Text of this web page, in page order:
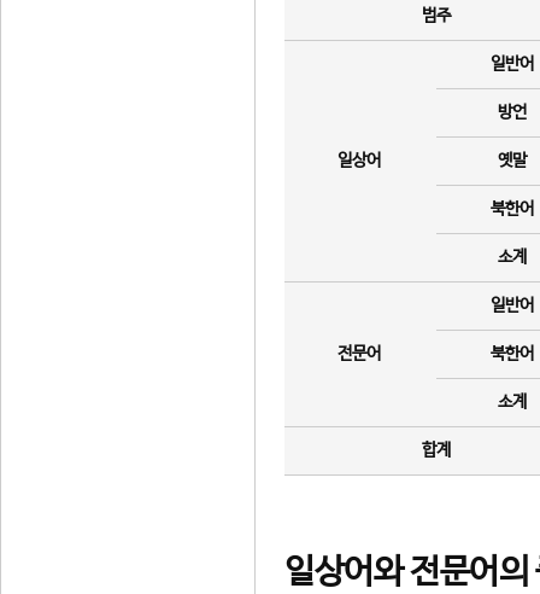
범주
일상어
일반어
방언
옛말
북한어
소계
전문어
일반어
북한어
소계
합계
일상어와 전문어의